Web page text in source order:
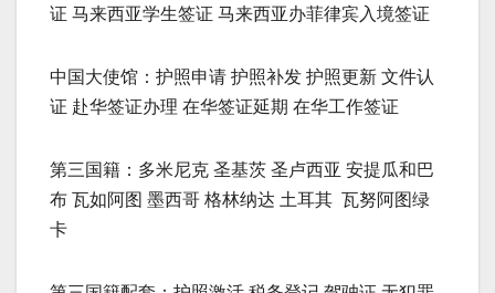
证 马来西亚学生签证 马来西亚办菲律宾入境签证
中国大使馆：护照申请 护照补发 护照更新 文件认
证 赴华签证办理 在华签证延期 在华工作签证
第三国籍：多米尼克 圣基茨 圣卢西亚 安提瓜和巴
布 瓦如阿图 墨西哥 格林纳达 土耳其 瓦努阿图绿
卡